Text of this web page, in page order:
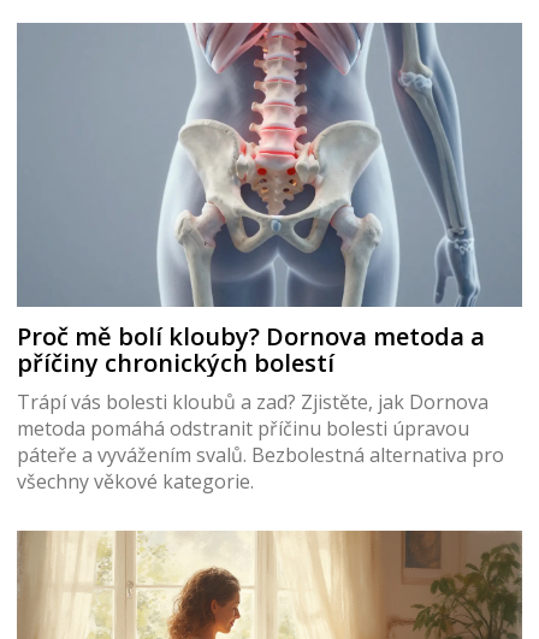
Proč mě bolí klouby? Dornova metoda a
příčiny chronických bolestí
Trápí vás bolesti kloubů a zad? Zjistěte, jak Dornova
metoda pomáhá odstranit příčinu bolesti úpravou
páteře a vyvážením svalů. Bezbolestná alternativa pro
všechny věkové kategorie.